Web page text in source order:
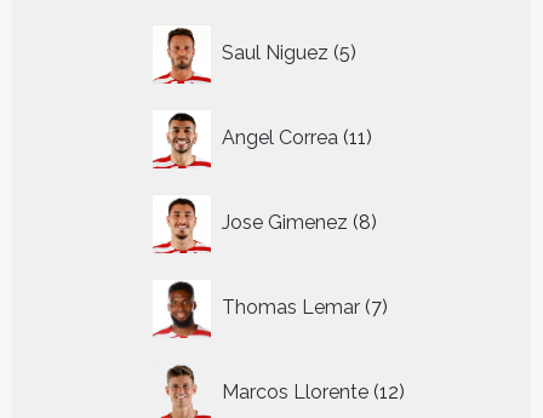
Saul Niguez 5
producten
Angel Correa 11
producten
Jose Gimenez 8
producten
Thomas Lemar 7
producten
Marcos Llorente 12
producten